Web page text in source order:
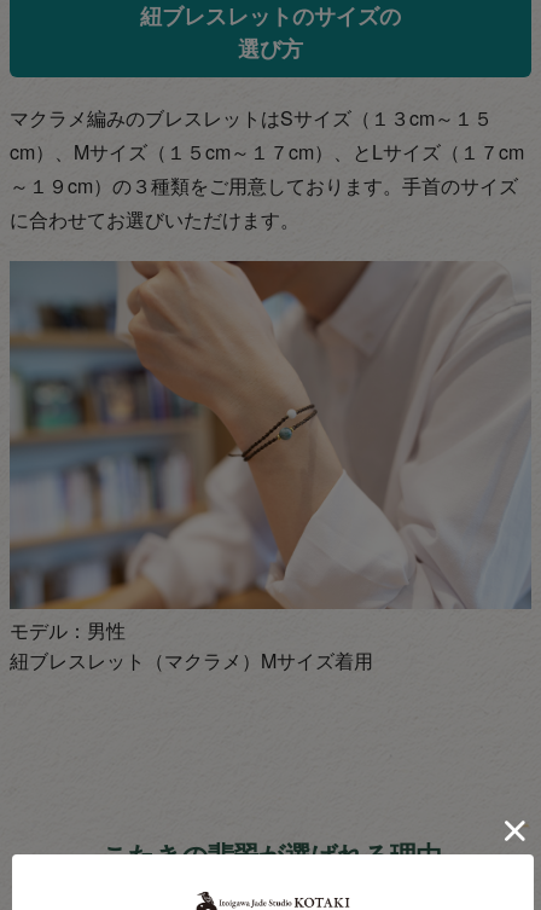
紐ブレスレットのサイズの
選び方
マクラメ編みのブレスレットはSサイズ（１３cm～１５
cm）、Mサイズ（１５cm～１７cm）、とLサイズ（１７cm
～１９cm）の３種類をご用意しております。手首のサイズ
に合わせてお選びいただけます。
モデル：男性
紐ブレスレット（マクラメ）Mサイズ着用
こたきの翡翠が選ばれる理由